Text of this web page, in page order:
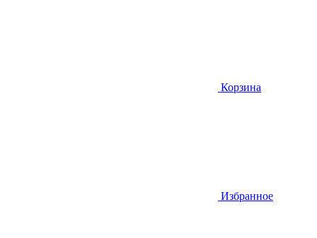
Корзина
Избранное